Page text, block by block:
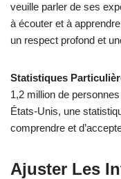
veuille parler de ses
à écouter et à
un respect profond et
Statistiques
1,2 million de
États-Unis, une
comprendre et
Ajuster Les